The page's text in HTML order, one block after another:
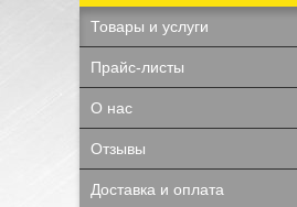
Товары и услуги
Прайс-листы
О нас
Отзывы
Доставка и оплата